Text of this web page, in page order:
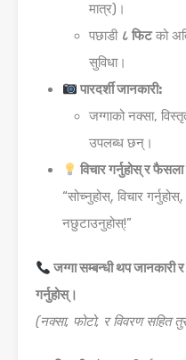
मात्र)।
पछाडी ८ फिटको
सुविधा।
पारदर्शी जानकारी:
जग्गाको नक्सा,
उपलब्ध छन्।
विचार गर्नुहोस् र फैसला
“सोच्नुहोस्, विचार
नछुटाउनुहोस्!”
जग्गा सम्बन्धी थप
गर्नुहोस्।
(नक्सा, फोटो, र विवरण सहित